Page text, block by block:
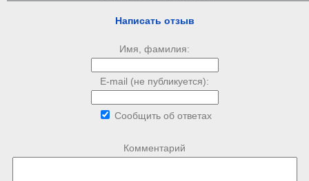
Написать отзыв
Имя, фамилия:
E-mail (не публикуется):
Сообщить об ответах
Комментарий